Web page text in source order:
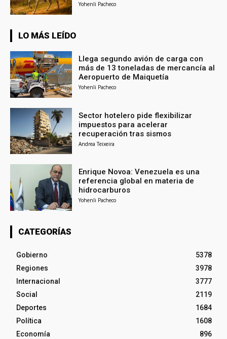
Yohenli Pacheco
LO MÁS LEÍDO
Llega segundo avión de carga con
más de 13 toneladas de mercancía al
Aeropuerto de Maiquetía
Yohenli Pacheco
Sector hotelero pide flexibilizar
impuestos para acelerar
recuperación tras sismos
Andrea Teixeira
Enrique Novoa: Venezuela es una
referencia global en materia de
hidrocarburos
Yohenli Pacheco
CATEGORÍAS
Gobierno
5378
Regiones
3978
Internacional
3777
Social
2119
Deportes
1684
Política
1608
Economía
896